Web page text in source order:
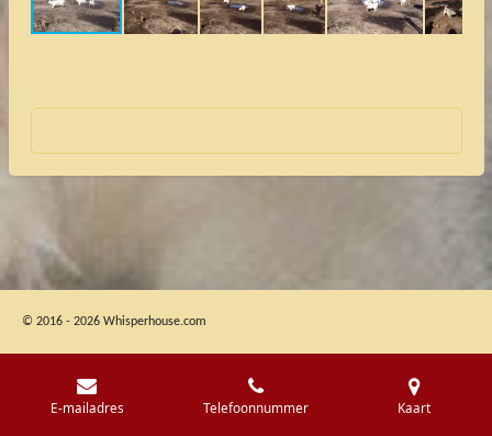
© 2016 - 2026 Whisperhouse.com
E-mailadres Telefoonnummer Kaart